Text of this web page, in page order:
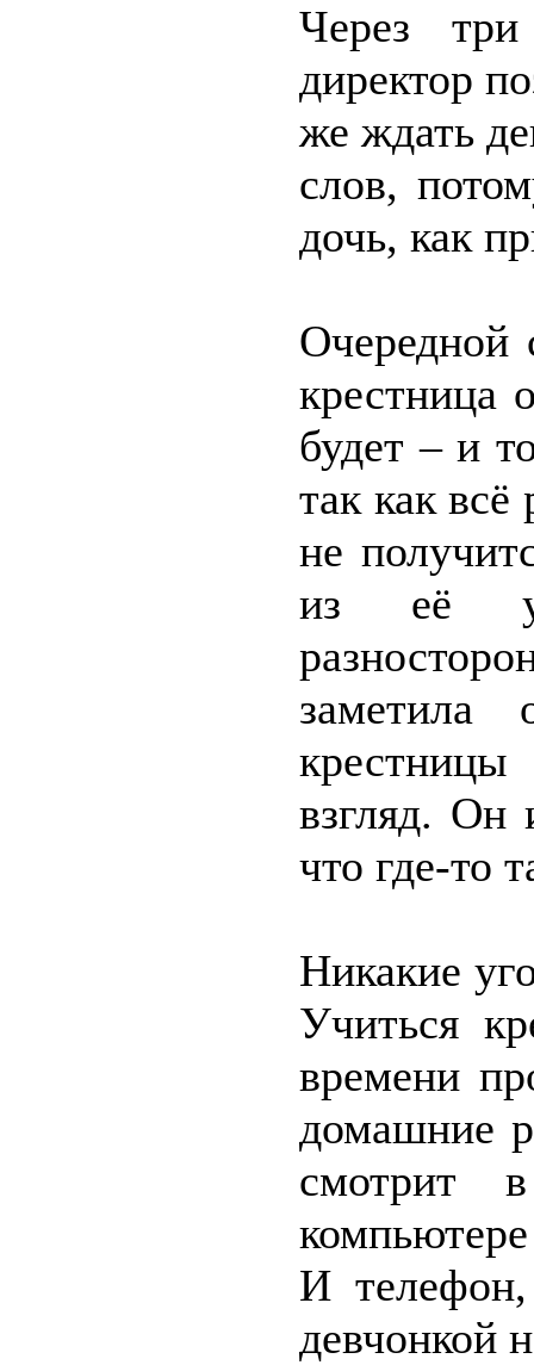
Через
директор
же ждать
слов,
дочь, как
Очередной
крестница
будет – и
так как
не
из её
заметила
взгляд. Он
что где-то
Никакие
Учиться
времени
домашние
смотрит
И
девчонкой